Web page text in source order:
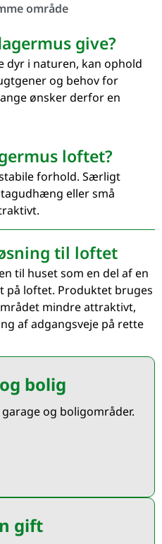
område
give?
dyr i naturen, kan ophold
og behov for
ønsker derfor en
loftet?
forhold. Særligt
eller små
til loftet
til huset som en del af en
på loftet. Produktet bruges
mindre attraktivt,
af adgangsveje på rette
bolig
og boligområder.
gift